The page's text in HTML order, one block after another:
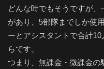
どんな時でもそうですが、
があり、5部隊までしか使
ーとアシスタントで合計
らです。
つまり、無課金・微課金の